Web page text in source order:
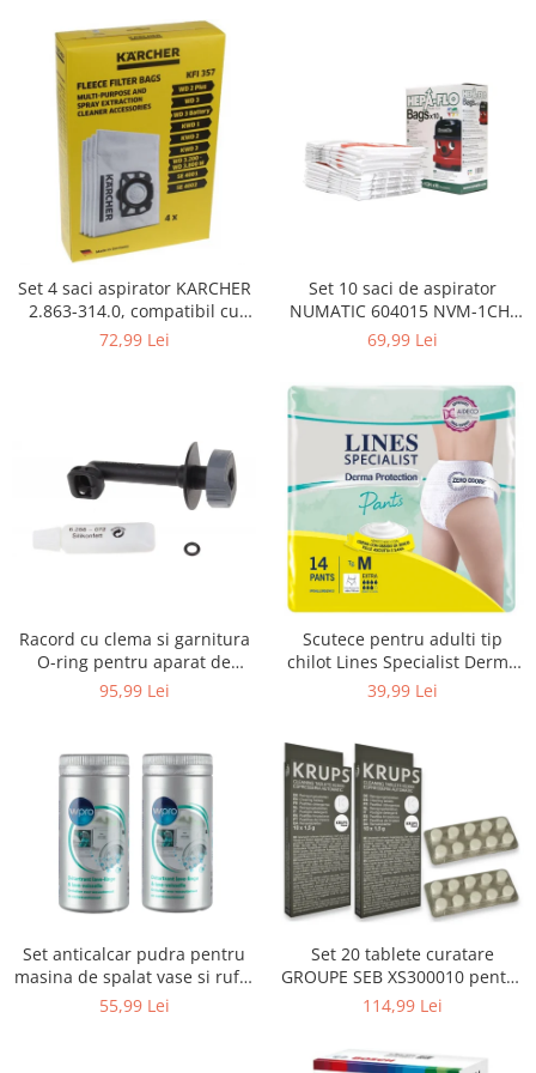
Decoratiuni
Gradinarit
Hobby-uri creative
Iluminat & Electrice
Jaluzele
Kit-uri automatizari porti si usi
Mobila dormitor
Mobila gradina & terasa
Mobila Living & Dining
Organizare si depozitare
Scule electrice si unelte
Silicon, spume si solutii tehnice
Sisteme Incalzire
Textile si covoare
Accesorii tablete
Laptopuri si Accesorii
Wearable & Gadgeturi
Electrocasnice & Climatizare
Accesorii si piese masini spalat
rufe si uscatoare
Accesorii si piese masini spalat
Aparate Racire Aer
Aragaze si cuptoare cu microunde
Set 4 saci aspirator KARCHER
2.863-314.0, compatibil cu
WD, KWD, SE
72,99 Lei
Set 10 saci de aspirator
NUMATIC 604015 NVM-1CH,
9L
69,99 Lei
Racord cu clema si garnitura
O-ring pentru aparat de
spalat cu presiune, KARCHER
95,99 Lei
Scutece pentru adulti tip
chilot Lines Specialist Derma
Protection Extra, 7 picaturi,
39,99 Lei
Set anticalcar pudra pentru
masina de spalat vase si rufe,
WPRO 484000008416, 2 x 250g
55,99 Lei
Set 20 tablete curatare
GROUPE SEB XS300010 pentru
espressoare Krups (2x10
114,99 Lei